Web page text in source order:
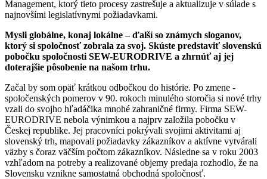
Management, ktorý tieto procesy zastrešuje a aktualizuje v súlade s
najnovšími legislatívnymi požiadavkami.
Mysli globálne, konaj lokálne – ďalší so známych sloganov,
ktorý si spoločnosť zobrala za svoj. Skúste predstaviť slovenskú
pobočku spoločnosti SEW-EURODRIVE a zhrnúť aj jej
doterajšie pôsobenie na našom trhu.
Začal by som opäť krátkou odbočkou do histórie. Po zmene ­
spoločenských pomerov v 90. rokoch minulého storočia si nové trhy
vzali do svojho hľadáčika mnohé zahraničné firmy. Firma ­SEW-
EURODRIVE nebola výnimkou a najprv založila pobočku v
Českej republike. Jej pracovníci pokrývali svojimi aktivitami aj
slovenský trh, mapovali požiadavky zákazníkov a aktívne vytvárali
väzby s čoraz väčším počtom zákazníkov. Následne sa v roku 2003
vzhľadom na potreby a realizované objemy predaja rozhodlo, že na
Slovensku vznikne samostatná obchodná spoločnosť.